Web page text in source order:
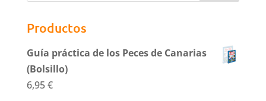
Productos
Guía práctica de los Peces de Canarias
(Bolsillo)
6,95€